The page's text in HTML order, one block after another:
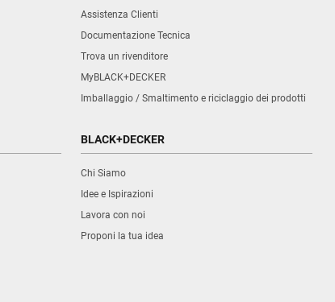
Assistenza Clienti
Documentazione Tecnica
Trova un rivenditore
MyBLACK+DECKER
Imballaggio / Smaltimento e riciclaggio dei prodotti
BLACK+DECKER
Chi Siamo
Idee e Ispirazioni
Lavora con noi
Proponi la tua idea